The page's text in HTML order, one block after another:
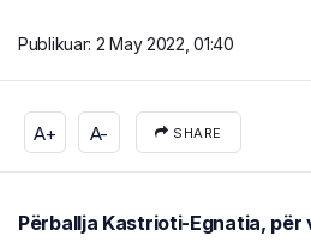
Publikuar: 2 May 2022, 01:40
A+ A- SHARE
Përballja Kastrioti-Egnatia,